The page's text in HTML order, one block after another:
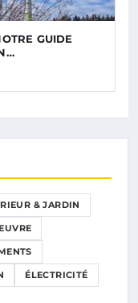
GUIDE
& JARDIN
ÉLECTRICITÉ